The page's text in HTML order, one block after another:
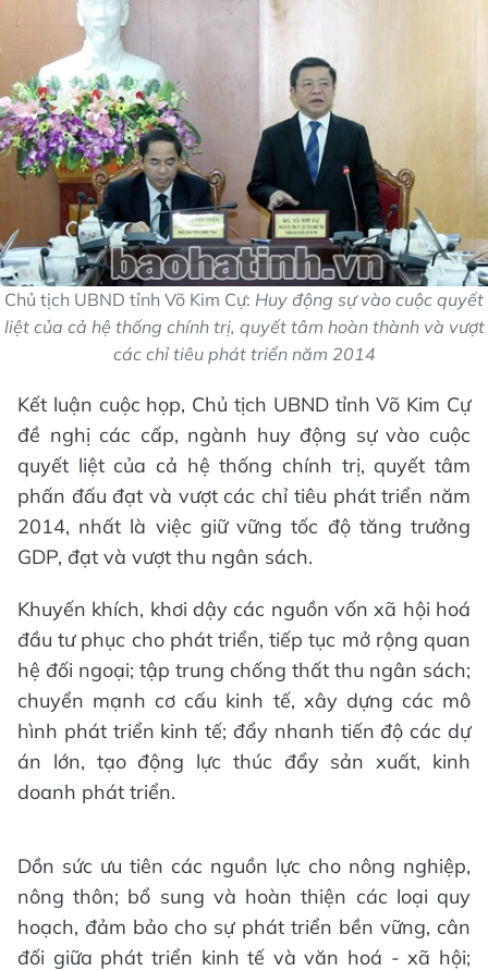
Chủ tịch UBND tỉnh Võ Kim Cự: Huy động sự vào cuộc quyết
liệt của cả hệ thống chính trị, quyết tâm hoàn thành và vượt
các chỉ tiêu phát triển năm 2014
Kết luận cuộc họp, Chủ tịch UBND tỉnh Võ Kim Cự
đề nghị các cấp, ngành huy động sự vào cuộc
quyết liệt của cả hệ thống chính trị, quyết tâm
phấn đấu đạt và vượt các chỉ tiêu phát triển năm
2014, nhất là việc giữ vững tốc độ tăng trưởng
GDP, đạt và vượt thu ngân sách.
Khuyến khích, khơi dậy các nguồn vốn xã hội hoá
đầu tư phục cho phát triển, tiếp tục mở rộng quan
hệ đối ngoại; tập trung chống thất thu ngân sách;
chuyển mạnh cơ cấu kinh tế, xây dựng các mô
hình phát triển kinh tế; đẩy nhanh tiến độ các dự
án lớn, tạo động lực thúc đẩy sản xuất, kinh
doanh phát triển.
Dồn sức ưu tiên các nguồn lực cho nông nghiệp,
nông thôn; bổ sung và hoàn thiện các loại quy
hoạch, đảm bảo cho sự phát triển bền vững, cân
đối giữa phát triển kinh tế và văn hoá - xã hội;